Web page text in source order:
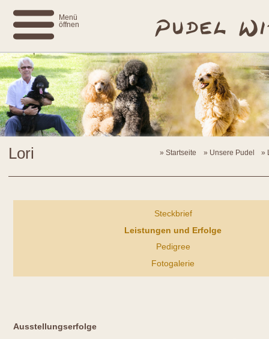
Menü
öffnen
Lori Startseite Unsere Pudel
Steckbrief
Leistungen und Erfolge
Pedigree
Fotogalerie
Ausstellungserfolge